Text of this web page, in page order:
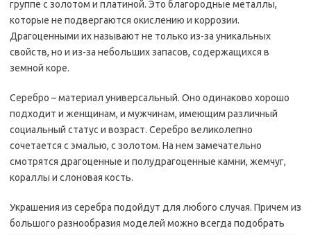
группе с золотом и платиной. Это благородные металлы,
которые не подвергаются окислению и коррозии.
Драгоценными их называют не только из-за уникальных
свойств, но и из-за небольших запасов, содержащихся в
земной коре.
Серебро – материал универсальный. Оно одинаково хорошо
подходит и женщинам, и мужчинам, имеющим различный
социальный статус и возраст. Серебро великолепно
сочетается с эмалью, с золотом. На нем замечательно
смотрятся драгоценные и полудрагоценные камни, жемчуг,
кораллы и слоновая кость.
Украшения из серебра подойдут для любого случая. Причем из
большого разнообразия моделей можно всегда подобрать